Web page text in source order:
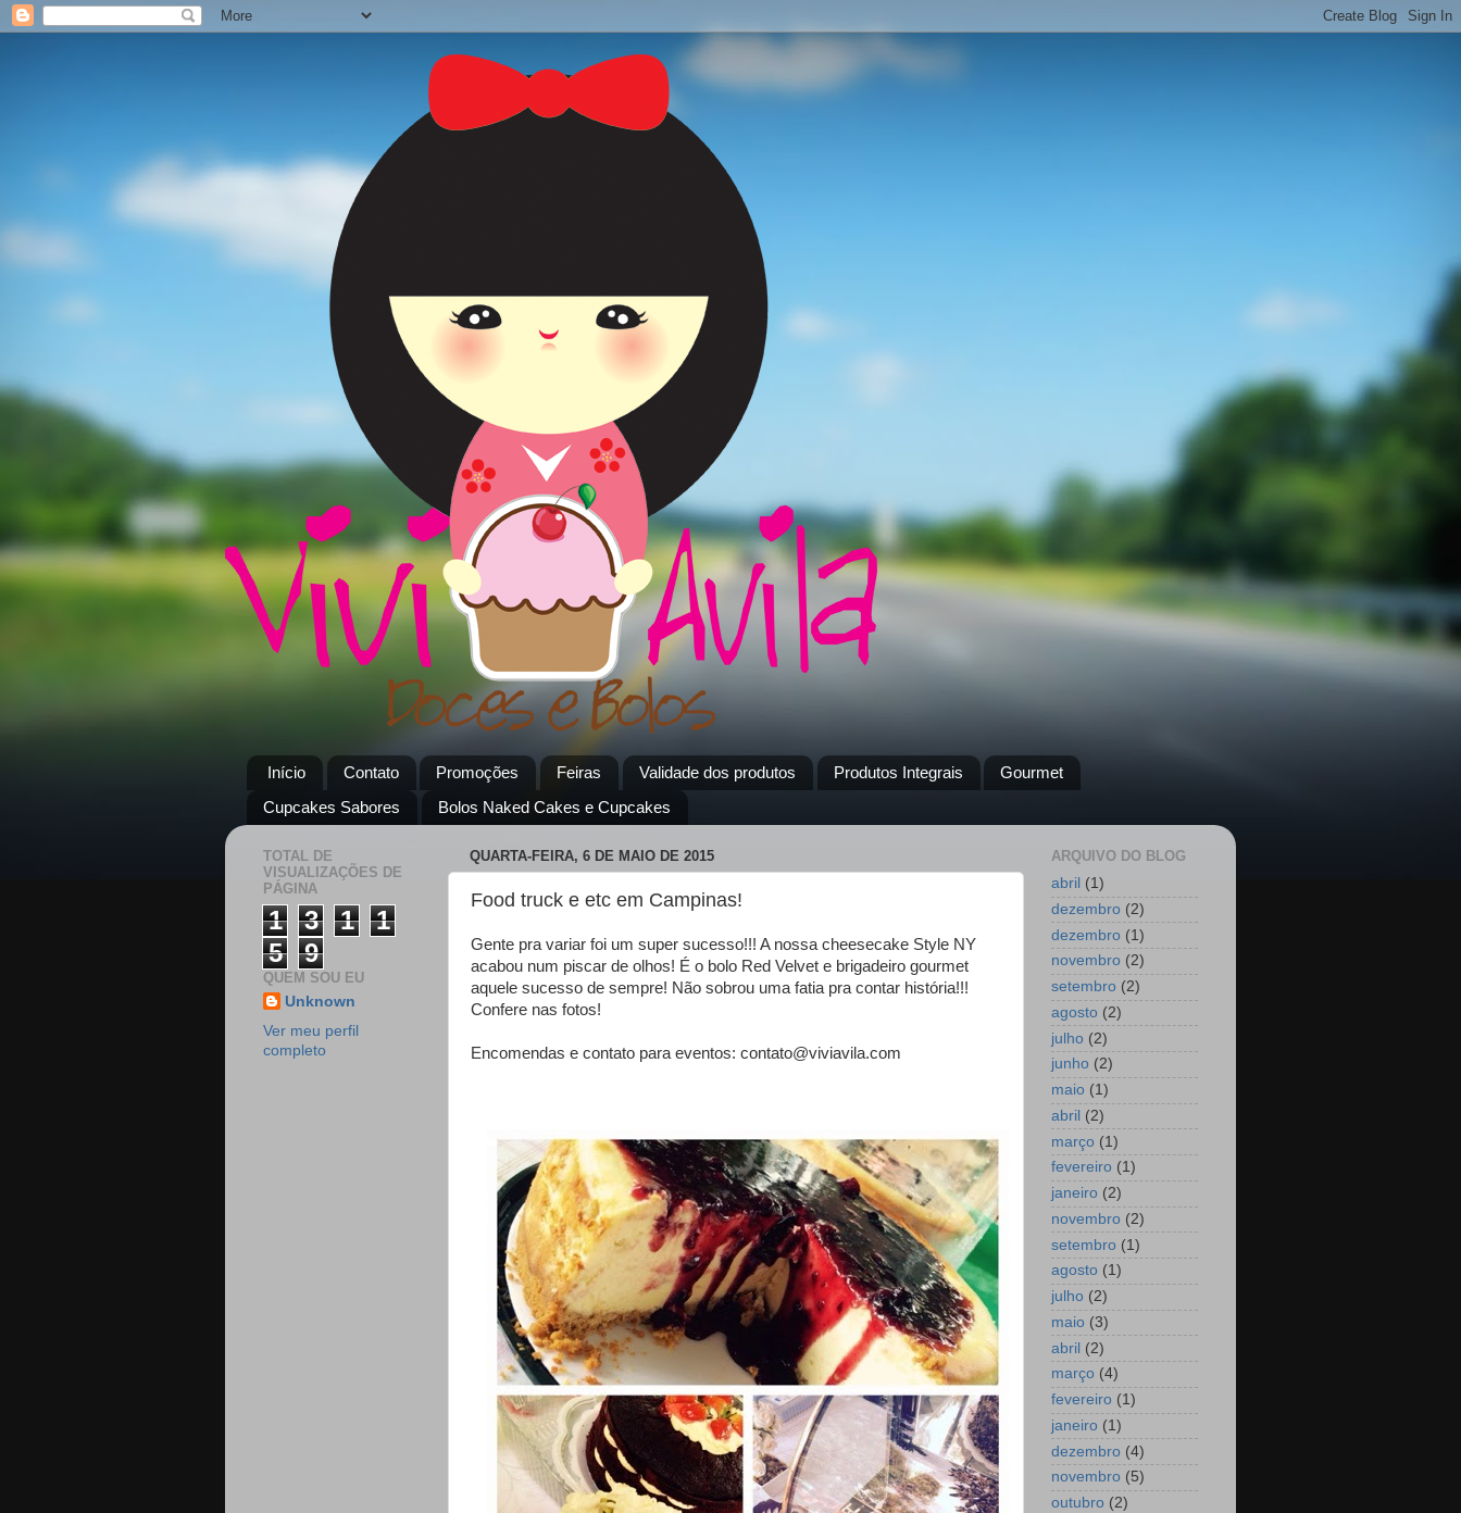
Início Contato Promoções Feiras Validade dos produtos Produtos Integrais
Gourmet
Cupcakes Sabores
Bolos Naked Cakes e Cupcakes
QUARTA-FEIRA, 6 DE MAIO DE 2015
Food truck e etc em Campinas!
Gente pra variar foi um super sucesso!!! A nossa cheesecake Style NY
acabou num piscar de olhos! É o bolo Red Velvet e brigadeiro gourmet
aquele sucesso de sempre! Não sobrou uma fatia pra contar história!!!
Confere nas fotos!
Encomendas e contato para eventos: contato@viviavila.com
TOTAL DE
VISUALIZAÇÕES DE
PÁGINA
1 3 1
1
5
9
QUEM SOU EU
Unknown
Ver meu perfil
completo
ARQUIVO DO BLOG
abril (1)
dezembro (2)
dezembro (1)
novembro (2)
setembro (2)
agosto (2)
julho (2)
junho (2)
maio (1)
abril (2)
março (1)
fevereiro (1)
janeiro (2)
novembro (2)
setembro (1)
agosto (1)
julho (2)
maio (3)
abril (2)
março (4)
fevereiro (1)
janeiro (1)
dezembro (4)
novembro (5)
outubro (2)